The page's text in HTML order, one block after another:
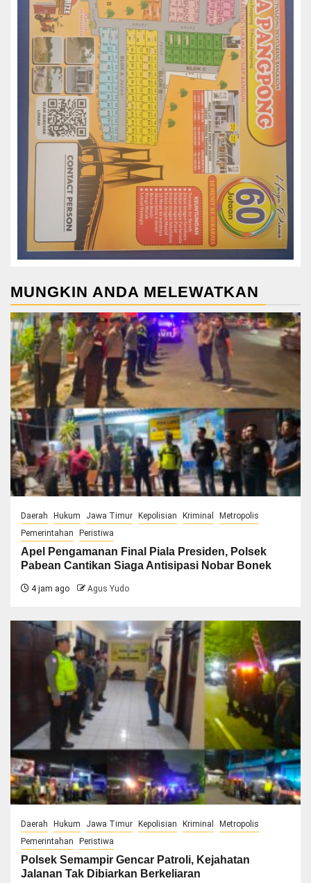
MUNGKIN ANDA MELEWATKAN
Daerah Hukum Jawa Timur Kepolisian Kriminal
Metropolis
Pemerintahan
Peristiwa
Apel Pengamanan Final Piala Presiden, Polsek
Pabean Cantikan Siaga Antisipasi Nobar Bonek
4 jam ago Agus Yudo
Daerah Hukum Jawa Timur Kepolisian Kriminal
Metropolis
Pemerintahan
Peristiwa
Polsek Semampir Gencar Patroli, Kejahatan
Jalanan Tak Dibiarkan Berkeliaran